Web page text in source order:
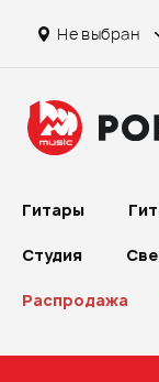
Не выбран
Гитары
Студия
Распродажа